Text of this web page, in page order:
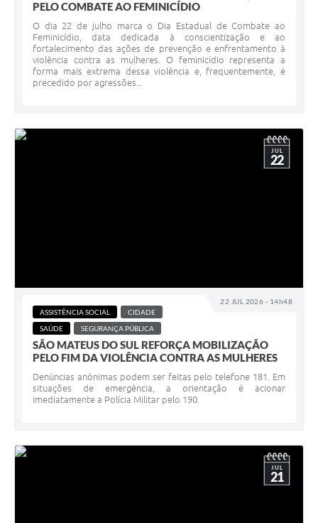
PELO COMBATE AO FEMINICÍDIO
O dia 22 de julho marca o Dia Estadual de Combate ao
Feminicídio, data dedicada à conscientização e ao
fortalecimento das ações de prevenção e enfrentamento à
violência contra as mulheres. O feminicídio representa a
forma mais extrema dessa violência e, frequentemente, é
precedido por agressões...
22 JUL 2026 - 14h48
JUL
22
ASSISTÊNCIA SOCIAL
CIDADE
SAÚDE
SEGURANÇA PÚBLICA
SÃO MATEUS DO SUL REFORÇA MOBILIZAÇÃO
PELO FIM DA VIOLÊNCIA CONTRA AS MULHERES
Denúncias anônimas podem ser feitas pelo telefone 181. Em
situações de emergência, a orientação é acionar
imediatamente a Polícia Militar pelo 190.
JUL
21